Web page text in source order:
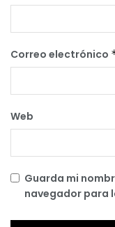
Correo electrónico
Web
Guarda mi
navegador para